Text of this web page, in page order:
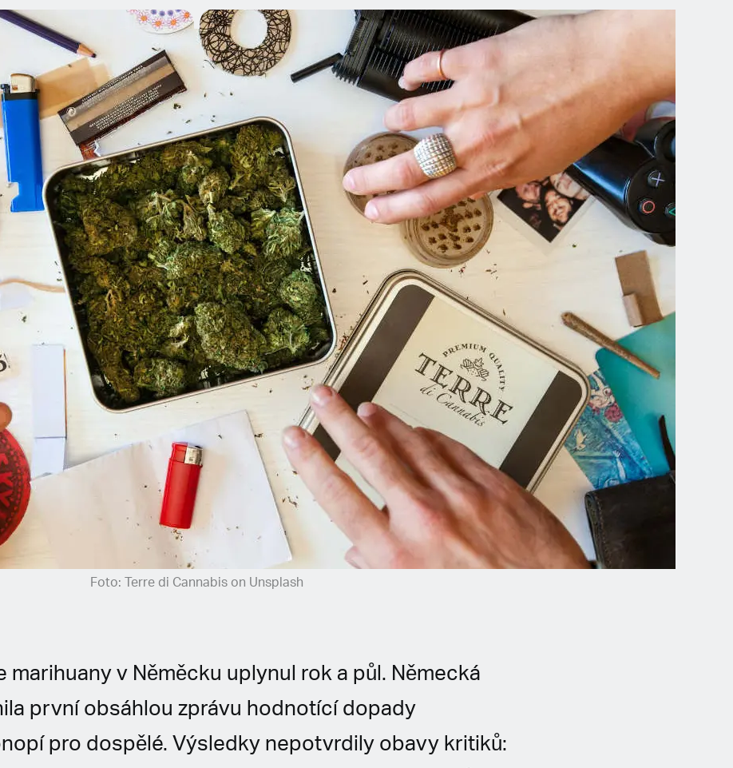
Foto: Terre di Cannabis on Unsplash
marihuany v Něměcku uplynul rok a půl. Německá
první obsáhlou zprávu hodnotící dopady
pro dospělé. Výsledky nepotvrdily obavy kritiků: